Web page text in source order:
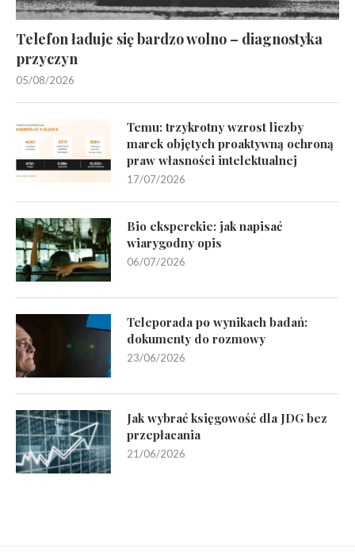
Telefon ładuje się bardzo wolno – diagnostyka
przyczyn
05/08/2026
Temu: trzykrotny wzrost liczby
marek objętych proaktywną ochroną
praw własności intelektualnej
17/07/2026
Bio eksperckie: jak napisać
wiarygodny opis
06/07/2026
Teleporada po wynikach badań:
dokumenty do rozmowy
23/06/2026
Jak wybrać księgowość dla JDG bez
przepłacania
21/06/2026